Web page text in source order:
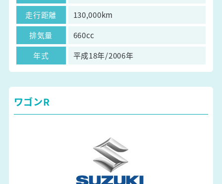
走行距離
130,000km
排気量
660cc
年式
平成18年/2006年
ワゴンR